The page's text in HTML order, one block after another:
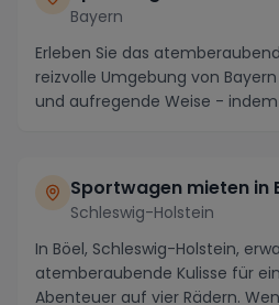
Bayern
Erleben Sie das
reizvolle Umgebung von
und aufregende Weise - indem
Sportwagen mieten in
Schleswig-Holstein
In Böel, Schleswig-Holstein,
atemberaubende Kulisse für
Abenteuer auf vier Rädern.